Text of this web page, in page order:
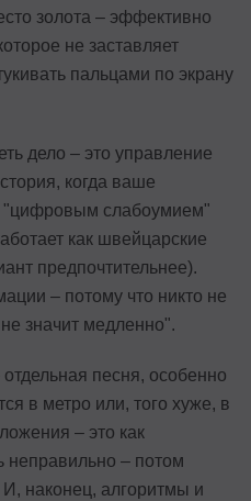
золота – эффективно
не заставляет
пальцами по экрану
дело – это управление
когда ваше
"цифровым слабоумием"
как швейцарские
предпочтительнее).
– потому что никто не
значит медленно".
песня, особенно
в метро или, того хуже, в
– это как
– потом
наконец, алгоритмы и